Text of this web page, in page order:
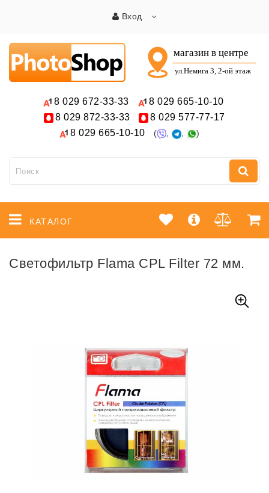
Вход
8 029 672-33-33 8 029 665-10-10
8 029 872-33-33 8 029 577-77-17
8 029 665-10-10 ( , , )
КАТАЛОГ
Светофильтр Flama CPL Filter 72 мм.